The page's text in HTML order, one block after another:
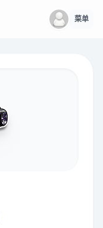
菜单